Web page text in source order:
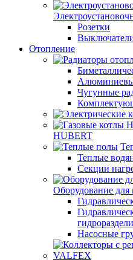
Розетки
Отопление
Чугунные
HUBERT
Теплые
Секции
Оборудование для
Насосные